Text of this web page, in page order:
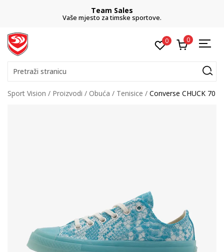
Team Sales
Vaše mjesto za timske sportove.
0 0
Pretraži stranicu
Sport Vision Proizvodi Obuća Tenisice Converse CHUCK 70